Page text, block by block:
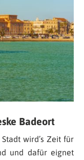
Badeort
wird’s Zeit für
und dafür eignet